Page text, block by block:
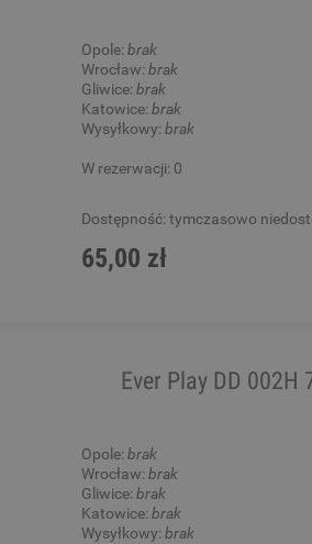
Opole:brak
Wrocław:brak
Gliwice:brak
Katowice:brak
Wysyłkowy:brak
W rezerwacji: 0
Dostępność: tymczasowo
65,00 zł
Ever Play DD
Opole:brak
Wrocław:brak
Gliwice:brak
Katowice:brak
Wysyłkowy:brak